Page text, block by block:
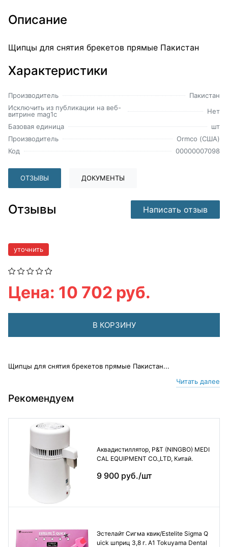
Описание
Щипцы для снятия брекетов прямые Пакистан
Характеристики
Производитель
Пакистан
Исключить из публикации на веб-
витрине mag1c
Нет
Базовая единица
шт
Производитель
Ormco (США)
Код
00000007098
ОТЗЫВЫ ДОКУМЕНТЫ
Отзывы Написать отзыв
уточнить
Цена: 10 702 руб.
В КОРЗИНУ
Щипцы для снятия брекетов прямые Пакистан...
Читать далее
Рекомендуем
Аквадистиллятор, P&T (NINGBO) MEDI
CAL EQUIPMENT CO.,LTD, Китай.
9 900 руб./шт
Эстелайт Сигма квик/Estelite Sigma Q
uick шприц 3,8 г. А1 Tokuyama Dental